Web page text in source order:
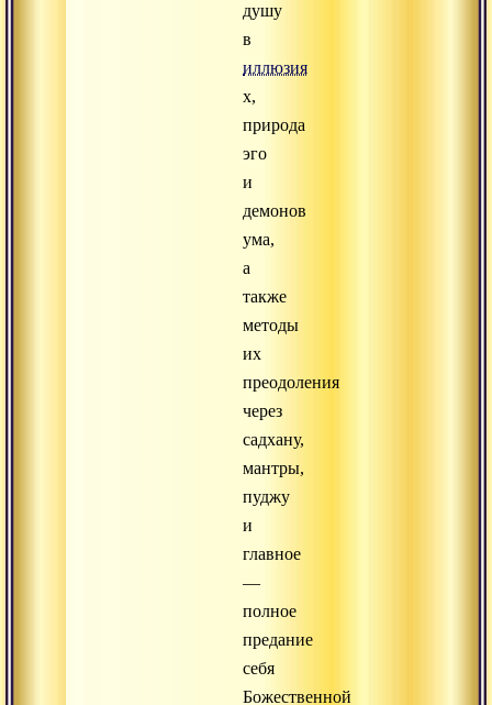
душу
в
иллюзия
х,
природа
эго
и
демонов
ума,
а
также
методы
их
преодоления
через
садхану,
мантры,
пуджу
и
главное
—
полное
предание
себя
Божественной